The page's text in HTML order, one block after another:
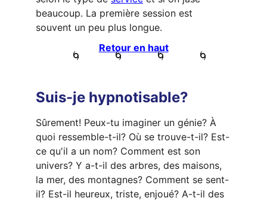
beaucoup. La première session est
souvent un peu plus longue.
            🌀           🌀           🌀           🌀
Suis-je hypnotisable?
Sûrement! Peux-tu imaginer un génie? À
quoi ressemble-t-il? Où se trouve-t-il? Est-
ce qu'il a un nom? Comment est son
univers? Y a-t-il des arbres, des maisons,
la mer, des montagnes? Comment se sent-
il? Est-il heureux, triste, enjoué? A-t-il des
Retour en haut